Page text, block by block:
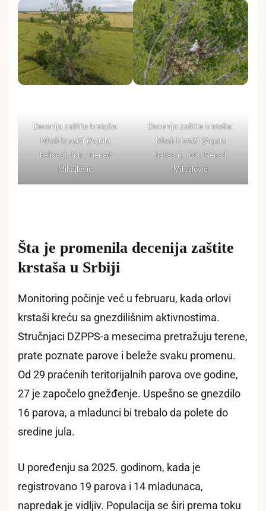
Decenija zaštite krstaša:
Mladi krstaši (Aquila
heliaca), foto: Nenad
Mihajlović
Decenija zaštite krstaša:
Mladi krstaši (Aquila
heliaca), foto: Nenad
Mihajlović
Šta je promenila decenija zaštite
krstaša u Srbiji
Monitoring počinje već u februaru, kada orlovi
krstaši kreću sa gnezdilišnim aktivnostima.
Stručnjaci DZPPS-a mesecima pretražuju terene,
prate poznate parove i beleže svaku promenu.
Od 29 praćenih teritorijalnih parova ove godine,
27 je započelo gnežđenje. Uspešno se gnezdilo
16 parova, a mladunci bi trebalo da polete do
sredine jula.
U poređenju sa 2025. godinom, kada je
registrovano 19 parova i 14 mladunaca,
napredak je vidljiv. Populacija se širi prema toku